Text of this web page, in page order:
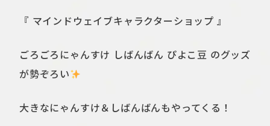
『 マインドウェイブキャラクターショップ 』
ごろごろにゃんすけ しばんばん ぴよこ豆 のグッズ
が勢ぞろい
大きなにゃんすけ＆しばんばんもやってくる！